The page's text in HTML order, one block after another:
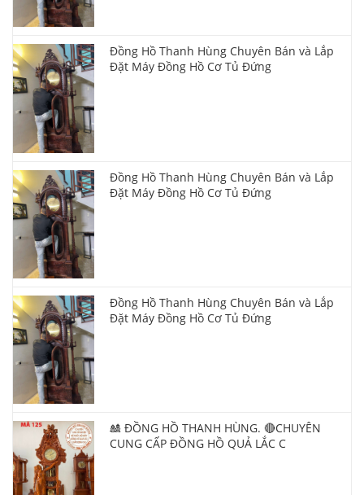
Đồng Hồ Thanh Hùng Chuyên Bán và Lắp
Đặt Máy Đồng Hồ Cơ Tủ Đứng
Đồng Hồ Thanh Hùng Chuyên Bán và Lắp
Đặt Máy Đồng Hồ Cơ Tủ Đứng
Đồng Hồ Thanh Hùng Chuyên Bán và Lắp
Đặt Máy Đồng Hồ Cơ Tủ Đứng
🎎 ĐỒNG HỒ THANH HÙNG. 🔴CHUYÊN
CUNG CẤP ĐỒNG HỒ QUẢ LẮC C